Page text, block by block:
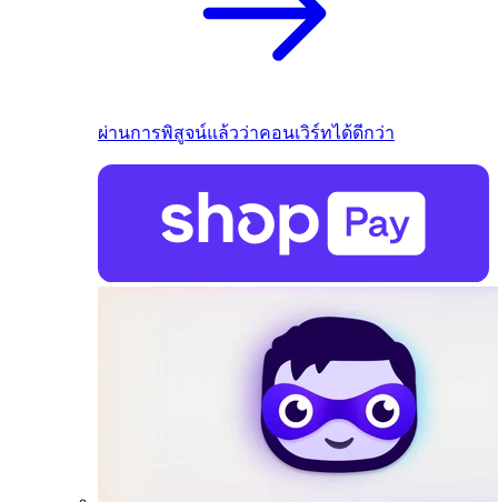
ผ่านการพิสูจน์แล้วว่าคอนเวิร์ทได้ดีกว่า